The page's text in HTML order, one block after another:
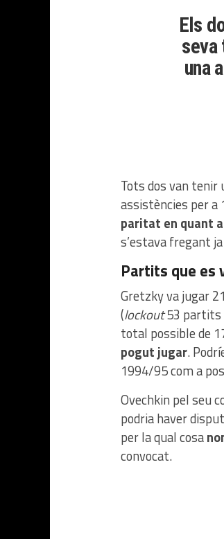
Els
seva
una
Tots dos van tenir
assistències per
paritat en quant
s’estava fregant
Partits que es
Gretzky va jugar
(lockout53 partits
total possible de
pogut jugar.
1994/95 com a
Ovechkin pel seu
podria haver
per la qual cosa
convocat.